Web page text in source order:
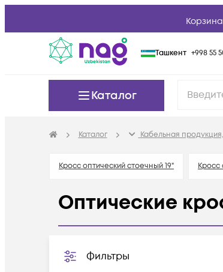
Ташкент +998 55
Каталог
Каталог Кабельная
Кросс оптический стоечный 19" Кросс
Оптические
Фильтры